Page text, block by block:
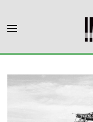
Skip to main content